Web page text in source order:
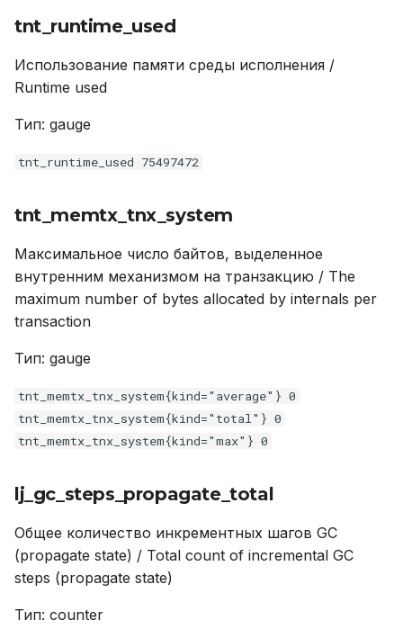
tnt_runtime_used
Использование памяти среды исполнения /
Runtime used
Тип: gauge
tnt_runtime_used 75497472
tnt_memtx_tnx_system
Максимальное число байтов, выделенное
внутренним механизмом на транзакцию / The
maximum number of bytes allocated by internals per
transaction
Тип: gauge
tnt_memtx_tnx_system{kind="average"} 0
tnt_memtx_tnx_system{kind="total"} 0
tnt_memtx_tnx_system{kind="max"} 0
lj_gc_steps_propagate_total
Общее количество инкрементных шагов GC
(propagate state) / Total count of incremental GC
steps (propagate state)
Тип: counter